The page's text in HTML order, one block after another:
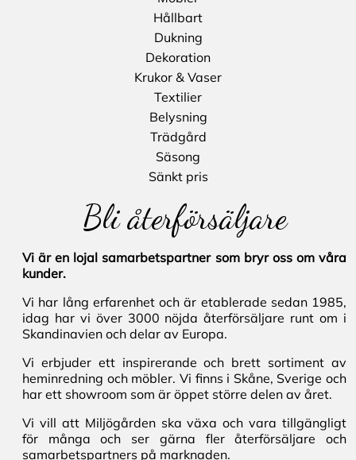
Hållbart
Dukning
Dekoration
Krukor & Vaser
Textilier
Belysning
Trädgård
Säsong
Sänkt pris
Bli återförsäljare
Vi är en lojal samarbetspartner som bryr oss om våra
kunder.
Vi har lång erfarenhet och är etablerade sedan 1985,
idag har vi över 3000 nöjda återförsäljare runt om i
Skandinavien och delar av Europa.
Vi erbjuder ett inspirerande och brett sortiment av
heminredning och möbler. Vi finns i Skåne, Sverige och
har ett showroom som är öppet större delen av året.
Vi vill att Miljögården ska växa och vara tillgängligt
för många och ser gärna fler återförsäljare och
samarbetspartners på marknaden.